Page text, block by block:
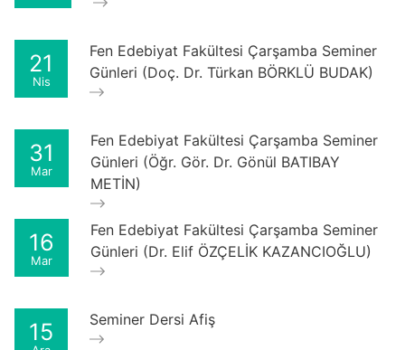
21
Nis
Fen Edebiyat Fakültesi Çarşamba Seminer
Günleri (Doç. Dr. Türkan BÖRKLÜ BUDAK)
31
Mar
Fen Edebiyat Fakültesi Çarşamba Seminer
Günleri (Öğr. Gör. Dr. Gönül BATIBAY
METİN)
16
Mar
Fen Edebiyat Fakültesi Çarşamba Seminer
Günleri (Dr. Elif ÖZÇELİK KAZANCIOĞLU)
15 Seminer Dersi Afiş